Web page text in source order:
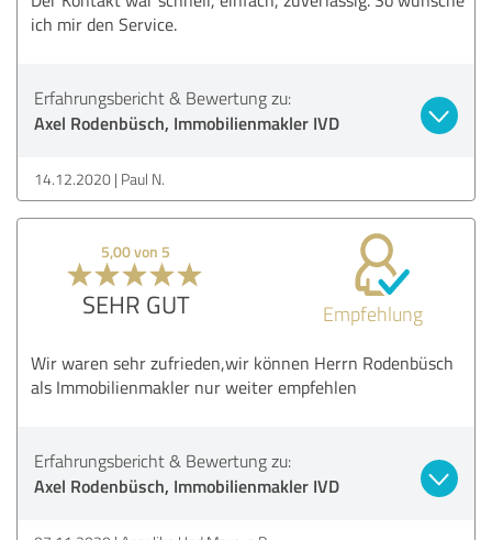
ich mir den Service.
Erfahrungsbericht & Bewertung zu:
Axel Rodenbüsch, Immobilienmakler IVD
14.12.2020 Paul N.
5,00 von 5
SEHR GUT Empfehlung
Wir waren sehr zufrieden,wir können Herrn Rodenbüsch
als Immobilienmakler nur weiter empfehlen
Erfahrungsbericht & Bewertung zu:
Axel Rodenbüsch, Immobilienmakler IVD